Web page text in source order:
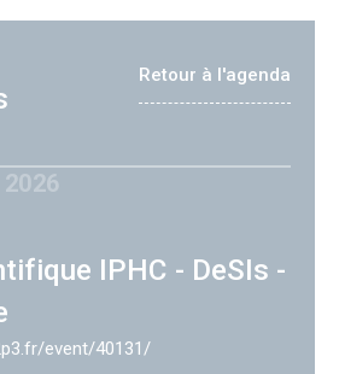
Retour à l'agenda
IPHC - DeSIs -
event/40131/